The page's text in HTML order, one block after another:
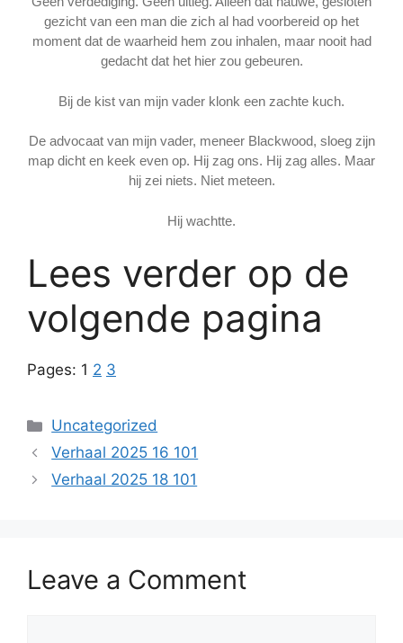
gezicht van een man die zich al had voorbereid op het
moment dat de waarheid hem zou inhalen, maar nooit had
gedacht dat het hier zou gebeuren.
Bij de kist van mijn vader klonk een zachte kuch.
De advocaat van mijn vader, meneer Blackwood, sloeg zijn
map dicht en keek even op. Hij zag ons. Hij zag alles. Maar
hij zei niets. Niet meteen.
Hij wachtte.
Lees verder op de
volgende pagina
Pages: 1 2 3
Categories
Uncategorized
Verhaal 2025 16 101
Verhaal 2025 18 101
Leave a Comment